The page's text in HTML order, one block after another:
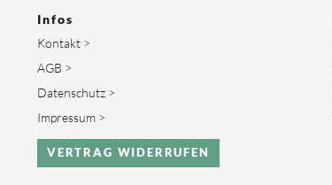
Infos
Kontakt >
AGB >
Datenschutz >
Impressum >
VERTRAG WIDERRUFEN